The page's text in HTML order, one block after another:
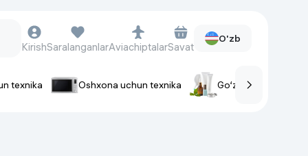
KirishSaralanganlarAviachiptalarSavat
O'zb
texnika Oshxona uchun texnika Go‘zallik va parvarish